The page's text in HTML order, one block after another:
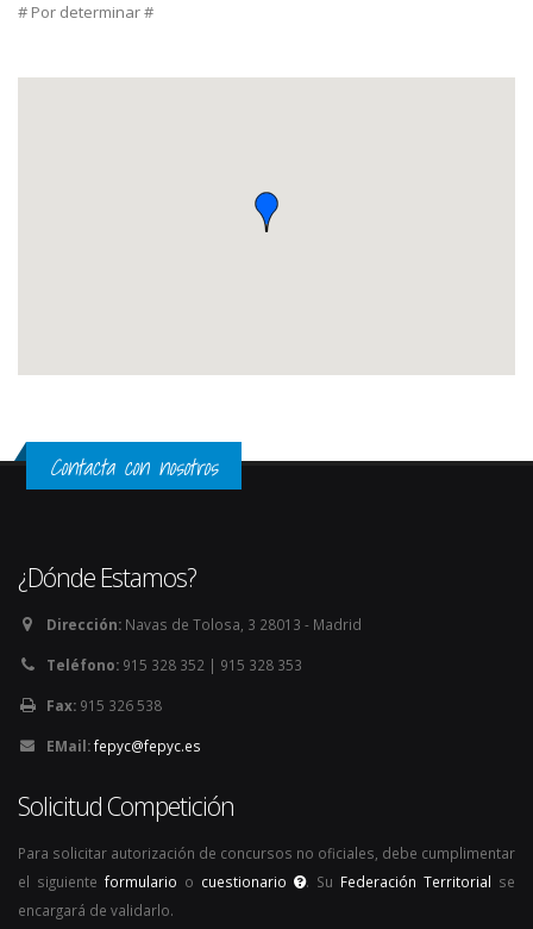
# Por determinar #
Contacta con nosotros
¿Dónde Estamos?
Dirección: Navas de Tolosa, 3 28013 - Madrid
Teléfono: 915 328 352 | 915 328 353
Fax: 915 326 538
EMail:fepyc@fepyc.es
Solicitud Competición
Para solicitar autorización de concursos no oficiales, debe cumplimentar
el siguiente formulario o cuestionario . Su Federación Territorial se
encargará de validarlo.